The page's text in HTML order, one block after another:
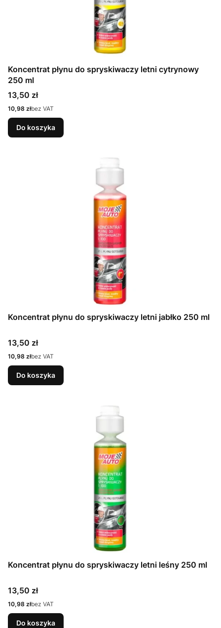
Koncentrat płynu do spryskiwaczy letni cytrynowy
250 ml
Cena
13,50 zł
Cena
10,98 złbez VAT
Do koszyka
Koncentrat płynu do spryskiwaczy letni jabłko 250 ml
Cena
13,50 zł
Cena
10,98 złbez VAT
Do koszyka
Koncentrat płynu do spryskiwaczy letni leśny 250 ml
Cena
13,50 zł
Cena
10,98 złbez VAT
Do koszyka